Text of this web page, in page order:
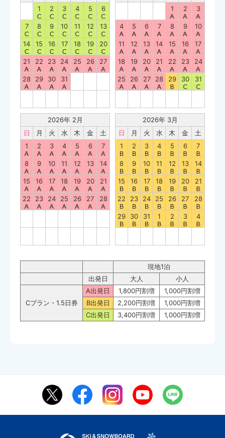
1
2 3 4 5 6
7 8 9 10 11 12 13
14 15 16 17 18 19 20
21 22 23 24 25 26 27
28 29 30 31
1
2 3
4 5 6 7 8 9 10
11 12 13 14 15 16 17
18 19 20 21 22 23 24
25 26 27 28 29 30 31
2026年 2月
日
月 火 水 木 金
土
1
2 3 4 5 6 7
8 9 10 11 12 13 14
15 16 17 18 19 20 21
22 23 24 25 26 27 28
2026年 3月
日
月 火 水 木 金
土
1
2 3 4 5 6 7
8 9 10 11 12 13 14
15 16 17 18 19 20 21
22 23 24 25 26 27 28
29 30 31 1 2 3 4
現地1泊
出発日
大人 小人
Cプラン・1.5日券
A出発日 1,800円割増
1,000円割増
B出発日
2,200円割増
1,000円割増
C出発日
3,400円割増 1,000円割増